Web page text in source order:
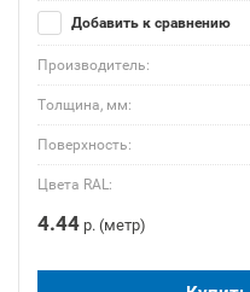
Добавить к сравнению
Производитель:
Толщина, мм:
Поверхность:
Цвета RAL:
4.44 р. (метр)